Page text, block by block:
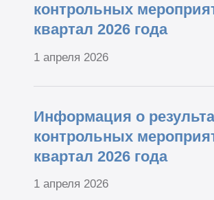
контрольных
квартал 2026 года
1 апреля 2026
Информация о
контрольных
квартал 2026 года
1 апреля 2026